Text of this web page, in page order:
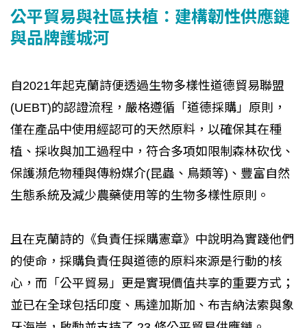
公平貿易與社區扶植：建構韌性供應鏈
與品牌護城河
自2021年起克蘭詩便透過生物多樣性道德貿易聯盟
(UEBT)的認證流程，嚴格遵循「道德採購」原則，
僅在產品中使用經認可的天然原料，以確保其在種
植、採收與加工過程中，符合多項如限制森林砍伐、
保護瀕危物種與傳粉媒介(昆蟲、鳥類等)、豐富自然
生態系統及減少農藥使用等的生物多樣性原則。
且在克蘭詩的《負責任採購憲章》中說明為實踐他們
的使命，採購負責任與道德的原料來源是行動的核
心，而「公平貿易」更是實現價值共享的重要方式；
並已在全球包括印度、馬達加斯加、布吉納法索與象